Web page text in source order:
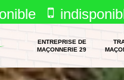
ENTREPRISE DE
MAÇONNERIE 29